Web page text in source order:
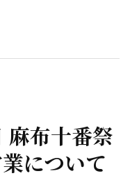
布十番祭
について